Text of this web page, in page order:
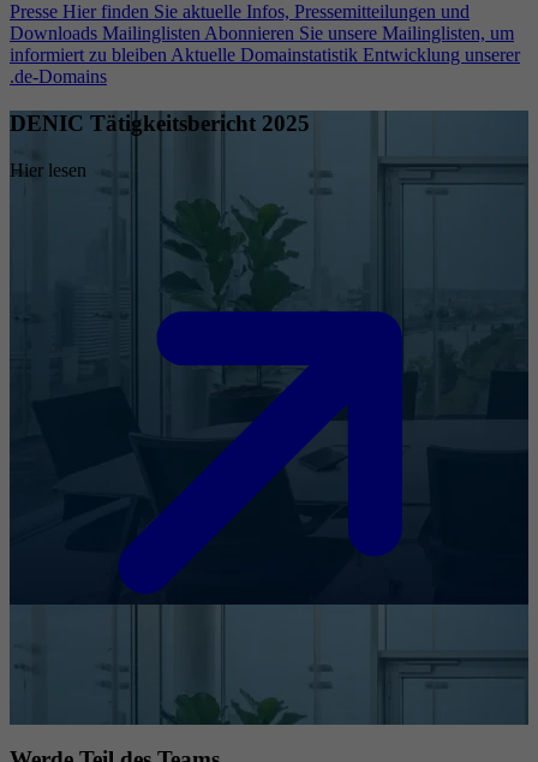
Presse Hier finden Sie aktuelle Infos, Pressemitteilungen und
Downloads Mailinglisten Abonnieren Sie unsere Mailinglisten, um
informiert zu bleiben Aktuelle Domainstatistik Entwicklung unserer
.de-Domains
DENIC Tätigkeitsbericht 2025
Hier lesen